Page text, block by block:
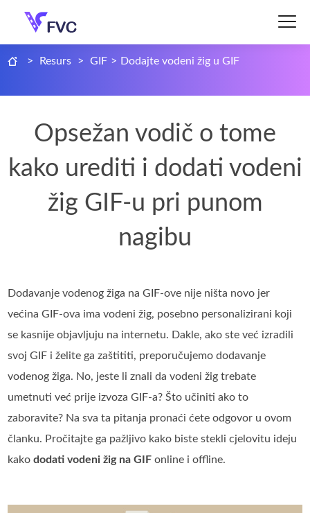
> Resurs > GIF > Dodajte vodeni žig u GIF
Opsežan vodič o tome
kako urediti i dodati vodeni
žig GIF-u pri punom
nagibu
Dodavanje vodenog žiga na GIF-ove nije ništa novo jer
većina GIF-ova ima vodeni žig, posebno personalizirani koji
se kasnije objavljuju na internetu. Dakle, ako ste već izradili
svoj GIF i želite ga zaštititi, preporučujemo dodavanje
vodenog žiga. No, jeste li znali da vodeni žig trebate
umetnuti već prije izvoza GIF-a? Što učiniti ako to
zaboravite? Na sva ta pitanja pronaći ćete odgovor u ovom
članku. Pročitajte ga pažljivo kako biste stekli cjelovitu ideju
kakododati vodeni žig na GIF online i offline.